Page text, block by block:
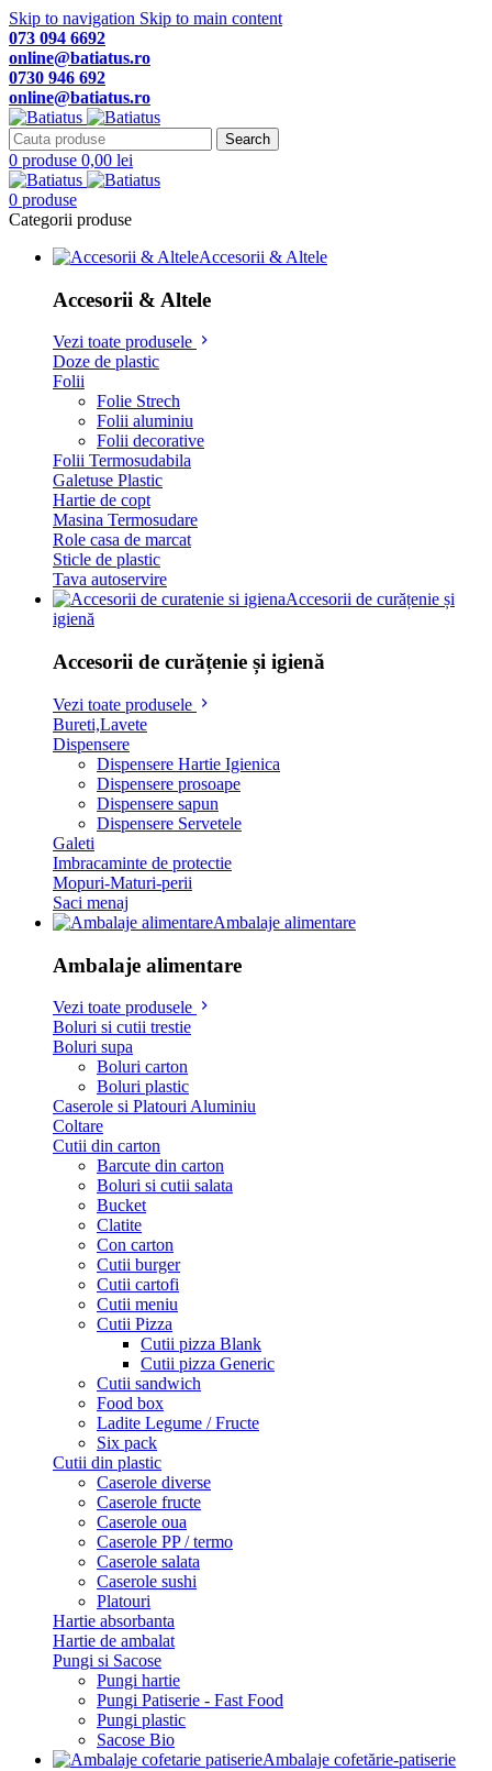
Skip to navigation Skip to main content
073 094 6692
online@batiatus.ro
0730 946 692
online@batiatus.ro
Search
0 produse 0,00 lei
0 produse
Categorii produse
Accesorii & Altele
Accesorii & Altele
Vezi toate produsele
Doze de plastic
Folii
Folie Strech
Folii aluminiu
Folii decorative
Folii Termosudabila
Galetuse Plastic
Hartie de copt
Masina Termosudare
Role casa de marcat
Sticle de plastic
Tava autoservire
Accesorii de curățenie și
igienă
Accesorii de curățenie și igienă
Vezi toate produsele
Bureti,Lavete
Dispensere
Dispensere Hartie Igienica
Dispensere prosoape
Dispensere sapun
Dispensere Servetele
Galeti
Imbracaminte de protectie
Mopuri-Maturi-perii
Saci menaj
Ambalaje alimentare
Ambalaje alimentare
Vezi toate produsele
Boluri si cutii trestie
Boluri supa
Boluri carton
Boluri plastic
Caserole si Platouri Aluminiu
Coltare
Cutii din carton
Barcute din carton
Boluri si cutii salata
Bucket
Clatite
Con carton
Cutii burger
Cutii cartofi
Cutii meniu
Cutii Pizza
Cutii pizza Blank
Cutii pizza Generic
Cutii sandwich
Food box
Ladite Legume / Fructe
Six pack
Cutii din plastic
Caserole diverse
Caserole fructe
Caserole oua
Caserole PP / termo
Caserole salata
Caserole sushi
Platouri
Hartie absorbanta
Hartie de ambalat
Pungi si Sacose
Pungi hartie
Pungi Patiserie - Fast Food
Pungi plastic
Sacose Bio
Ambalaje cofetărie-patiserie